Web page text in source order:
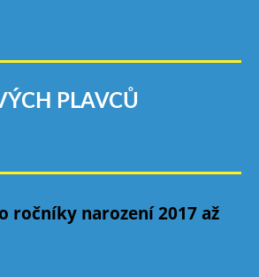
PLAVCŮ
ročníky narození 2017 až